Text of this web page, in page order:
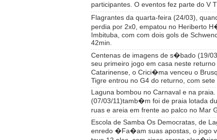
participantes. O eventos fez parte do V
Flagrantes da quarta-feira (24/03),
perdia por 2x0, empatou no Heriberto
Imbituba, com com dois gols de
42min.
Centenas de imagens de s�bado (19/
seu primeiro jogo em casa neste
Catarinense, o Crici�ma venceu o
Tigre entrou no G4 do returno, com sete
Laguna bombou no Carnaval e na
(07/03/11)tamb�m foi de praia lotada
ruas e areia em frente ao palco no Mar
Escola de Samba Os Democratas, de
enredo �Fa�am suas apostas, o jogo